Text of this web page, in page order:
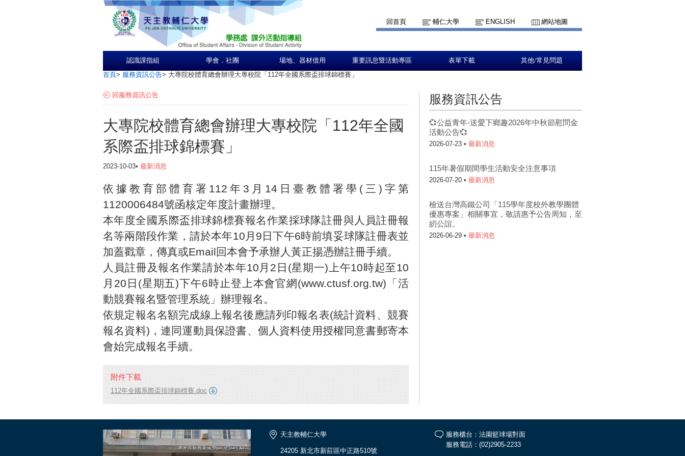
回首頁 輔仁大學 ENGLISH 網站地圖
認識課指組 學會．社團 場地、器材借用 重要訊息暨活動專區 表單下載 其他/常見問題
首頁> 服務資訊公告> 大專院校體育總會辦理大專校院「112年全國系際盃排球錦標賽」
回服務資訊公告
大專院校體育總會辦理大專校院「112年全國
系際盃排球錦標賽」
2023-10-03• 最新消息
依據教育部體育署112年3月14日臺教體署學(三)字第
1120006484號函核定年度計畫辦理。
本年度全國系際盃排球錦標賽報名作業採球隊註冊與人員註冊報
名等兩階段作業，請於本年10月9日下午6時前填妥球隊註冊表並
加蓋戳章，傳真或Email回本會予承辦人黃正揚憑辦註冊手續。
人員註冊及報名作業請於本年10月2日(星期一)上午10時起至10
月20日(星期五)下午6時止登上本會官網(www.ctusf.org.tw)「活
動競賽報名暨管理系統」辦理報名。
依規定報名名額完成線上報名後應請列印報名表(統計資料、競賽
報名資料)，連同運動員保證書、個人資料使用授權同意書郵寄本
會始完成報名手續。
附件下載
112年全國系際盃排球錦標賽.doc
服務資訊公告
💞公益青年-送愛下鄉趣2026年中秋節慰問金
活動公告💞
2026-07-23 • 最新消息
115年暑假期間學生活動安全注意事項
2026-07-20 • 最新消息
檢送台灣高鐵公司「115學年度校外教學團體
優惠專案」相關事宜，敬請惠予公告周知，至
紉公誼。
2026-06-29 • 最新消息
天主教輔仁大學
24205 新北市新莊區中正路510號
服務櫃台：法園籃球場對面
服務電話：(02)2905-2233